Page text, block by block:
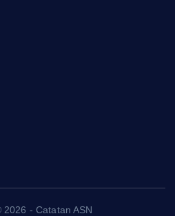
- Catatan ASN